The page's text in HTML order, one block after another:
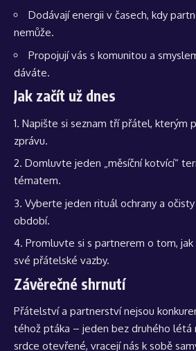
Dodávají energii v časech, kdy
nemůže.
Propojují vás s komunitou a
dáváte.
Jak začít už dnes
Napište si seznam tří přátel, kterým
zprávu.
Domluvte jeden „měsíční kotvící“
tématem.
Vyberte jeden rituál ochrany a
období.
Promluvte si s partnerem o tom,
své přátelské vazby.
Závěrečné shrnutí
Přátelství a partnerství nejsou
téhož ptáka – jeden bez druhého létá
srdce otevřené, vracejí nás k sobě